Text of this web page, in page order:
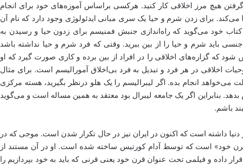
هیچ مرز اخلاقی کار کنید. هرکسی براساس آموزه‌های خود برای انجام
می‌کند. برای زدن شرم و حیا یک سری مبانی ایدئولوژی وجود دارد که نام آن
خود می‌گوید که راه‌اندازی جنبش فمنیسم برای زدون حیا و رسیدن به
باید شرم و حیا را از بین ببرید. وقتی که فرد شرم و حیا نداشته باشد
که گزاره‌های اخلاقی را در افراد از بین برده و کاری صورت گیرد که او
اخلاقی در هر فرد و تبدیل به فرد بی‌اخلاق آمورالیسم است. برای مثال
می‌خواهد انجام بده. اگر لیبرالیسم را یک هلو درنظر بگیرید، هسته مرکزی
بنابراین اگر یک جامعه لیبرال بود معتقد به همین مساله است و می‌گوید
باشم.
دنیا داشته است که اکنون در ایران نیز در حال تکرار شدن است. موجی که در
«قرن خود» است که توسط آدام کورتیس ساخته شده است. او در آن مستند از
بررسی قرار داده و فیلمی تحت عنوان قرن خود یعنی قرنی که باید به خود بپردازیم را